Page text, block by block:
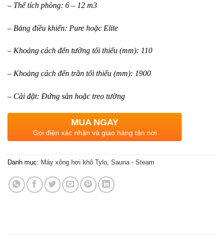
– Thể tích phòng: 6 – 12 m3
– Bảng điều khiển: Pure hoặc Elite
– Khoảng cách đến tường tối thiểu (mm): 110
– Khoảng cách đến trần tối thiểu (mm): 1900
– Cài đặt: Đứng sàn hoặc treo tường
MUA NGAY
Gọi điện xác nhận và giao hàng tận nơi
Danh mục: Máy xông hơi khô Tylo Sauna - Steam